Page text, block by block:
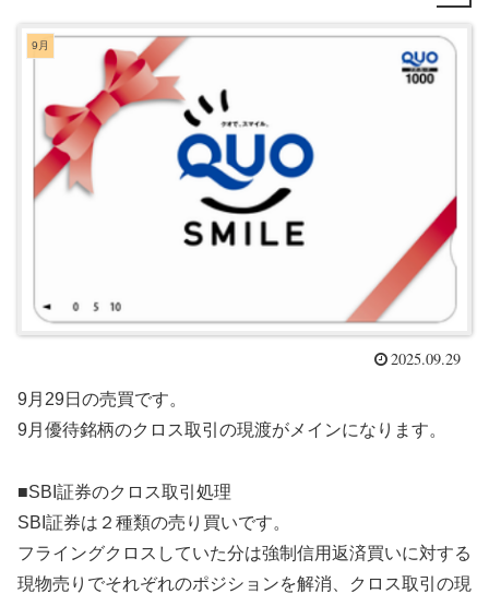
9月
2025.09.29
9月29日の売買です。
9月優待銘柄のクロス取引の現渡がメインになります。
■SBI証券のクロス取引処理
SBI証券は２種類の売り買いです。
フライングクロスしていた分は強制信用返済買いに対する
現物売りでそれぞれのポジションを解消、クロス取引の現